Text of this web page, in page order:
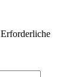
Erforderliche